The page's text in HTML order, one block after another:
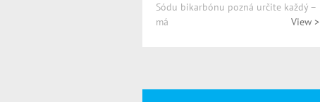
Sódu bikarbónu pozná určite každý –
má
View >